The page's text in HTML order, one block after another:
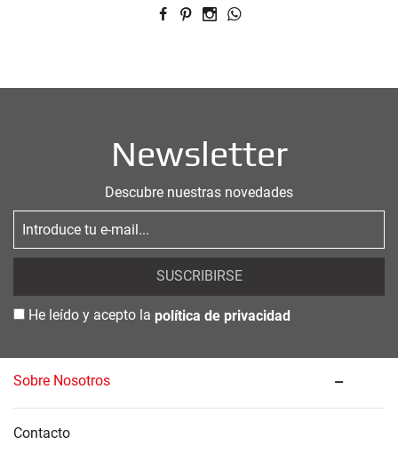
Newsletter
Descubre nuestras novedades
SUSCRIBIRSE
He leído y acepto la política de privacidad
Sobre Nosotros
Contacto